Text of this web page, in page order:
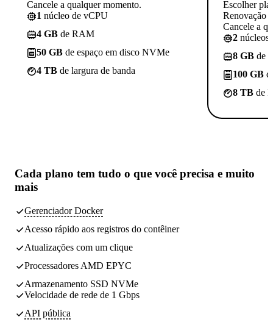
Cancele a qualquer momento.
1 núcleo de vCPU
4 GB de RAM
50 GB de espaço em disco NVMe
4 TB de largura de banda
Escolher
Renovação
Cancele a
2 núcleos
8 GB de
100 GB
8 TB de
Cada plano tem tudo o que você precisa e muito
mais
Gerenciador Docker
Acesso rápido aos registros do contêiner
Atualizações com um clique
Processadores AMD EPYC
Armazenamento SSD NVMe
Velocidade de rede de 1 Gbps
API pública